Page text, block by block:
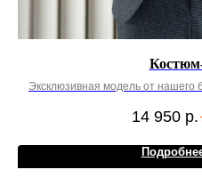
Эксклюзивная модель от нашего
14 950 р.